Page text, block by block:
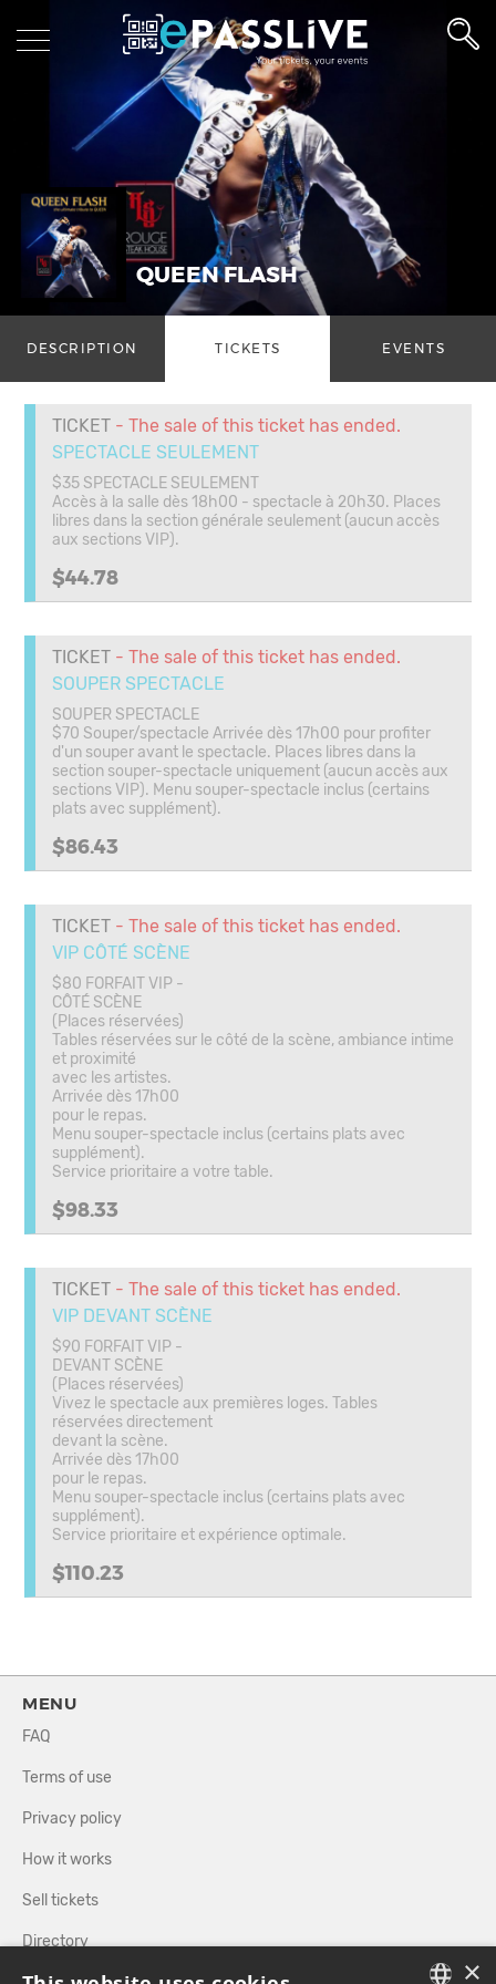
QUEEN FLASH
DESCRIPTION TICKETS EVENTS
TICKET - The sale of this ticket has ended.
SPECTACLE SEULEMENT
$35 SPECTACLE SEULEMENT
Accès à la salle dès 18h00 - spectacle à 20h30. Places
libres dans la section générale seulement (aucun accès
aux sections VIP).
$44.78
TICKET - The sale of this ticket has ended.
SOUPER SPECTACLE
SOUPER SPECTACLE
$70 Souper/spectacle Arrivée dès 17h00 pour profiter
d'un souper avant le spectacle. Places libres dans la
section souper-spectacle uniquement (aucun accès aux
sections VIP). Menu souper-spectacle inclus (certains
plats avec supplément).
$86.43
TICKET - The sale of this ticket has ended.
VIP CÔTÉ SCÈNE
$80 FORFAIT VIP -
CÔTÉ SCÈNE
(Places réservées)
Tables réservées sur le côté de la scène, ambiance intime
et proximité
avec les artistes.
Arrivée dès 17h00
pour le repas.
Menu souper-spectacle inclus (certains plats avec
supplément).
Service prioritaire a votre table.
$98.33
TICKET - The sale of this ticket has ended.
VIP DEVANT SCÈNE
$90 FORFAIT VIP -
DEVANT SCÈNE
(Places réservées)
Vivez le spectacle aux premières loges. Tables
réservées directement
devant la scène.
Arrivée dès 17h00
pour le repas.
Menu souper-spectacle inclus (certains plats avec
supplément).
Service prioritaire et expérience optimale.
$110.23
MENU
FAQ
Terms of use
Privacy policy
How it works
Sell tickets
Directory
×